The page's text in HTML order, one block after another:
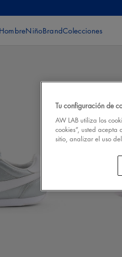
HombreNiñoBrandColecciones
Tu configuración de
AW LAB utiliza los
cookies”, usted
sitio, analizar el uso